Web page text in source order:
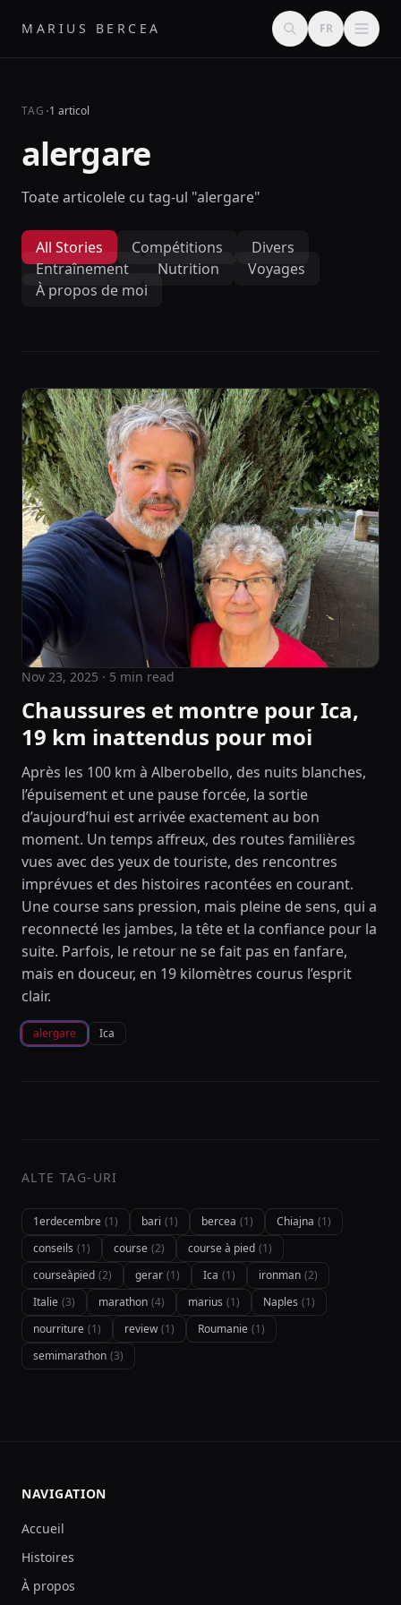
MARIUS BERCEA FR
TAG ·1 articol
alergare
Toate articolele cu tag-ul "alergare"
All Stories Compétitions
Divers
Entraînement
Nutrition
Voyages
À propos de moi
Nov 23, 2025 · 5 min read
Chaussures et montre pour Ica,
19 km inattendus pour moi
Après les 100 km à Alberobello, des nuits blanches,
l’épuisement et une pause forcée, la sortie
d’aujourd’hui est arrivée exactement au bon
moment. Un temps affreux, des routes familières
vues avec des yeux de touriste, des rencontres
imprévues et des histoires racontées en courant.
Une course sans pression, mais pleine de sens, qui a
reconnecté les jambes, la tête et la confiance pour la
suite. Parfois, le retour ne se fait pas en fanfare,
mais en douceur, en 19 kilomètres courus l’esprit
clair.
alergare Ica
ALTE TAG-URI
1erdecembre (1) bari (1) bercea (1) Chiajna (1)
conseils (1) course (2) course à pied (1)
courseàpied (2) gerar (1) Ica (1) ironman (2)
Italie (3) marathon (4) marius (1) Naples (1)
nourriture (1) review (1) Roumanie (1)
semimarathon (3)
NAVIGATION
Accueil
Histoires
À propos